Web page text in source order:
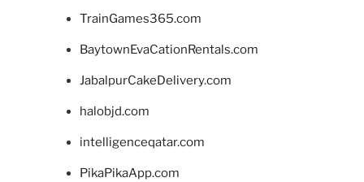
TrainGames365.com
BaytownEvaCationRentals.com
JabalpurCakeDelivery.com
halobjd.com
intelligenceqatar.com
PikaPikaApp.com